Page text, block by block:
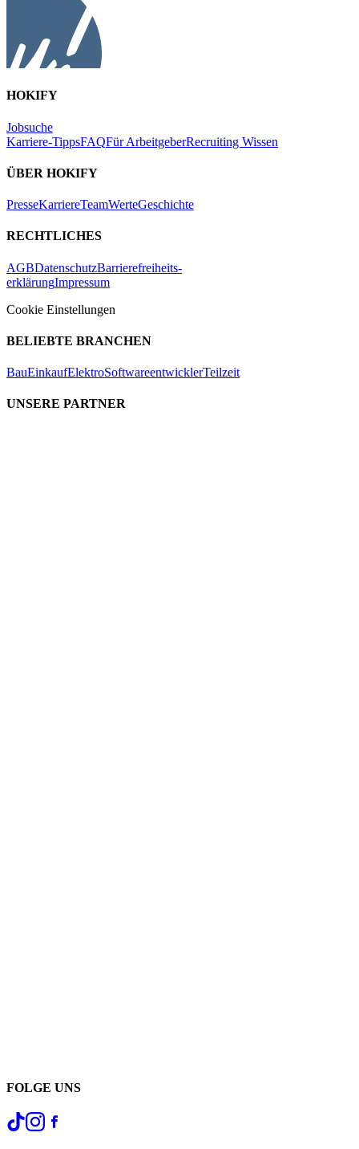
HOKIFY
Jobsuche
Karriere-TippsFAQFür ArbeitgeberRecruiting Wissen
ÜBER HOKIFY
PresseKarriereTeamWerteGeschichte
RECHTLICHES
AGBDatenschutzBarrierefreiheits-
erklärungImpressum
Cookie Einstellungen
BELIEBTE BRANCHEN
BauEinkaufElektroSoftwareentwicklerTeilzeit
UNSERE PARTNER
FOLGE UNS